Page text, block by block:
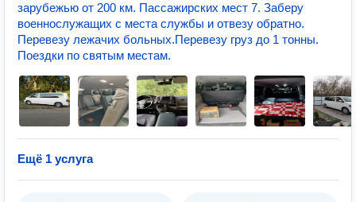
зарубежью от 200 км. Пассажирских мест 7. Заберу
военнослужащих с места службы и отвезу обратно.
Перевезу лежачих больных.Перевезу груз до 1 тонны.
Поездки по святым местам.
Ещё 1 услуга